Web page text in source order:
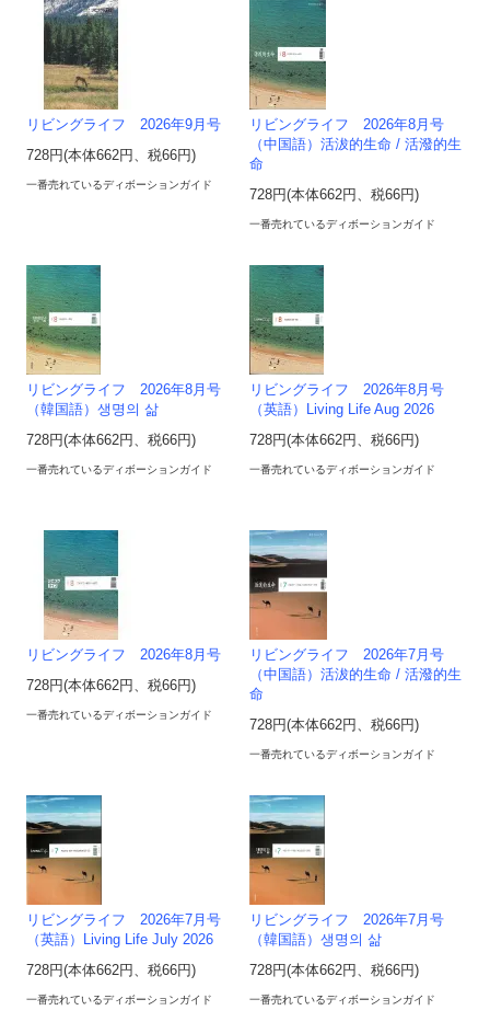
リビングライフ 2026年9月号
728円(本体662円、税66円)
一番売れているディボーションガイド
リビングライフ 2026年8月号
（中国語）活沷的生命 / 活潑的生
命
728円(本体662円、税66円)
一番売れているディボーションガイド
リビングライフ 2026年8月号
（韓国語）생명의 삶
728円(本体662円、税66円)
一番売れているディボーションガイド
リビングライフ 2026年8月号
（英語）Living Life Aug 2026
728円(本体662円、税66円)
一番売れているディボーションガイド
リビングライフ 2026年8月号
728円(本体662円、税66円)
一番売れているディボーションガイド
リビングライフ 2026年7月号
（中国語）活沷的生命 / 活潑的生
命
728円(本体662円、税66円)
一番売れているディボーションガイド
リビングライフ 2026年7月号
（英語）Living Life July 2026
728円(本体662円、税66円)
一番売れているディボーションガイド
リビングライフ 2026年7月号
（韓国語）생명의 삶
728円(本体662円、税66円)
一番売れているディボーションガイド